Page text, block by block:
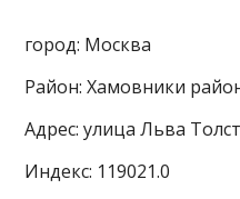
город: Москва
Район: Хамовники
Адрес: улица Льва
Индекс: 119021.0